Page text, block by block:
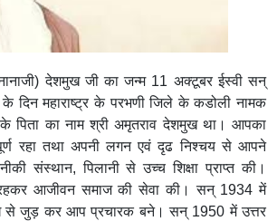
देशमुख जी का जन्म 11 अक्टूबर ईस्वी सन्
के दिन महाराष्ट्र के परभणी जिले के कडोली नामक
पिता का नाम श्री अमृतराव देशमुख था। आपका
रहा तथा अपनी लगन एवं दृढ निश्चय से आपने
संस्थान, पिलानी से उच्च शिक्षा प्राप्त की।
रहकर आजीवन समाज की सेवा की। सन् 1934 में
से जुड़ कर आप प्रचारक बने। सन् 1950 में उत्तर